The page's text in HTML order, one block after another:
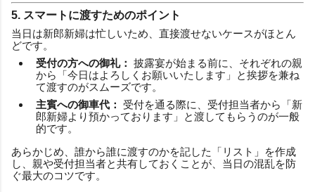
5. スマートに渡すためのポイント
当日は新郎新婦は忙しいため、直接渡せないケースがほとん
どです。
受付の方への御礼： 披露宴が始まる前に、それぞれの親
から「今日はよろしくお願いいたします」と挨拶を兼ね
て渡すのがスムーズです。
主賓への御車代：
受付を通る際に、受付担当者から「新
郎新婦より預かっております」と渡してもらうのが一般
的です。
あらかじめ、誰から誰に渡すのかを記した「リスト」を作成
し、親や受付担当者と共有しておくことが、当日の混乱を防
ぐ最大のコツです。